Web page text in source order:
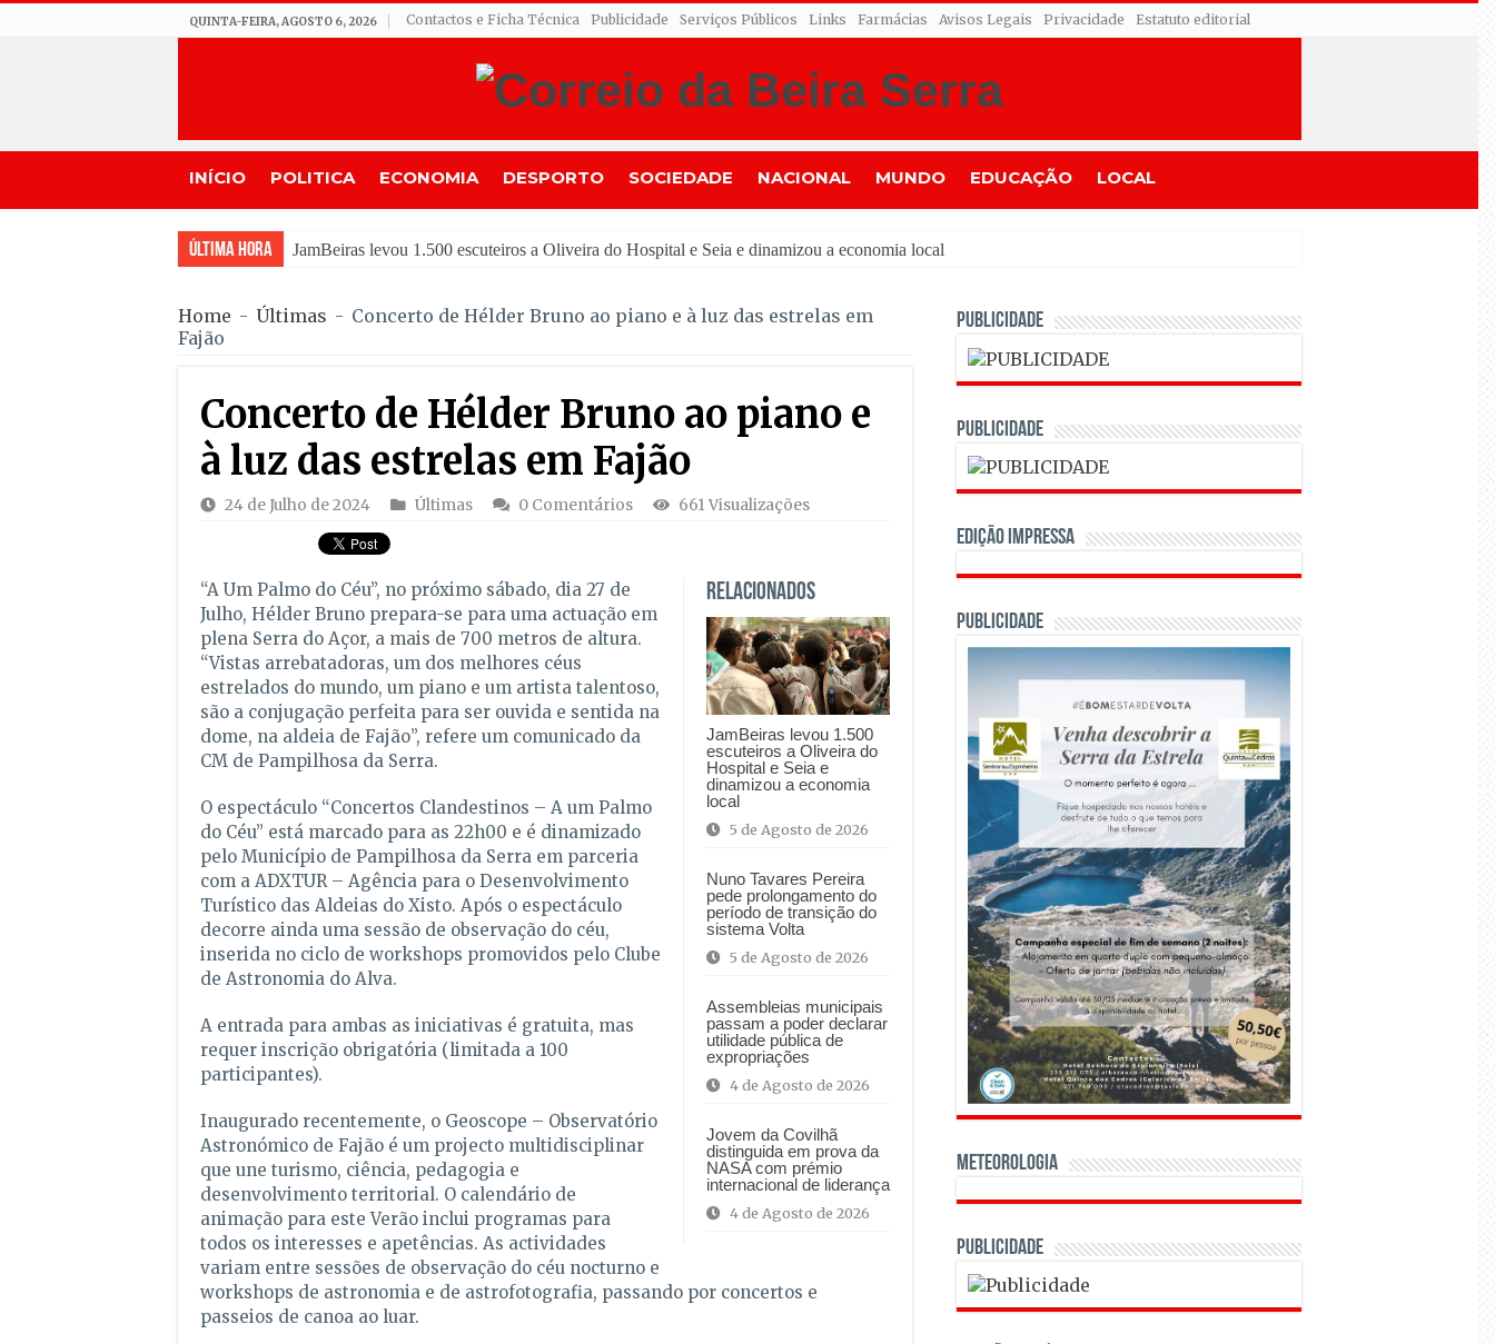
QUINTA-FEIRA, AGOSTO 6, 2026 Contactos e Ficha Técnica Publicidade Serviços Públicos Links Farmácias Avisos Legais Privacidade Estatuto editorial
INÍCIO POLITICA ECONOMIA DESPORTO SOCIEDADE NACIONAL MUNDO EDUCAÇÃO LOCAL
Última Hora Tradição do “So
Home - Últimas - Concerto de Hélder Bruno ao piano e à luz das estrelas em
Fajão
Concerto de Hélder Bruno ao piano e
à luz das estrelas em Fajão
24 de Julho de 2024 Últimas 0 Comentários 661 Visualizações
Relacionados
JamBeiras levou 1.500
escuteiros a Oliveira do
Hospital e Seia e
dinamizou a economia
local
5 de Agosto de 2026
Nuno Tavares Pereira
pede prolongamento do
período de transição do
sistema Volta
5 de Agosto de 2026
Assembleias municipais
passam a poder declarar
utilidade pública de
expropriações
4 de Agosto de 2026
Jovem da Covilhã
distinguida em prova da
NASA com prémio
internacional de liderança
4 de Agosto de 2026
“A Um Palmo do Céu”, no próximo sábado, dia 27 de
Julho, Hélder Bruno prepara-se para uma actuação em
plena Serra do Açor, a mais de 700 metros de altura.
“Vistas arrebatadoras, um dos melhores céus
estrelados do mundo, um piano e um artista talentoso,
são a conjugação perfeita para ser ouvida e sentida na
dome, na aldeia de Fajão”, refere um comunicado da
CM de Pampilhosa da Serra.
O espectáculo “Concertos Clandestinos – A um Palmo
do Céu” está marcado para as 22h00 e é dinamizado
pelo Município de Pampilhosa da Serra em parceria
com a ADXTUR – Agência para o Desenvolvimento
Turístico das Aldeias do Xisto. Após o espectáculo
decorre ainda uma sessão de observação do céu,
inserida no ciclo de workshops promovidos pelo Clube
de Astronomia do Alva.
A entrada para ambas as iniciativas é gratuita, mas
requer inscrição obrigatória (limitada a 100
participantes).
Inaugurado recentemente, o Geoscope – Observatório
Astronómico de Fajão é um projecto multidisciplinar
que une turismo, ciência, pedagogia e
desenvolvimento territorial. O calendário de
animação para este Verão inclui programas para
todos os interesses e apetências. As actividades
variam entre sessões de observação do céu nocturno e
workshops de astronomia e de astrofotografia, passando por concertos e
passeios de canoa ao luar.
PUBLICIDADE
PUBLICIDADE
Edição Impressa
PUBLICIDADE
Meteorologia
Publicidade